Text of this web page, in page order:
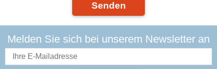
Senden
Melden Sie sich bei unserem Newsletter an